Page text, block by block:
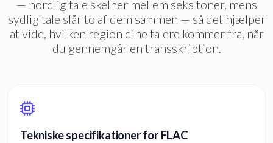
— nordlig tale skelner mellem seks toner, mens
sydlig tale slår to af dem sammen — så det hjælper
at vide, hvilken region dine talere kommer fra, når
du gennemgår en transskription.
Tekniske specifikationer for FLAC